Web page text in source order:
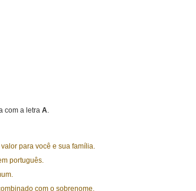
com a letra A.
para você e sua família.
português.
com o sobrenome.